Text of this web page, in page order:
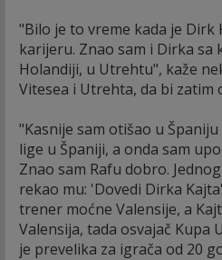
"Bilo je to vreme kada je Dirk
karijeru. Znao sam i Dirka sa
Holandiji, u Utrehtu", kaže
Vitesea i Utrehta, da bi zatim
"Kasnije sam otišao u
lige u Španiji, a onda sam
Znao sam Rafu dobro.
rekao mu: 'Dovedi Dirka
trener moćne Valensije, a
Valensija, tada osvajač Kupa
je prevelika za igrača od 20